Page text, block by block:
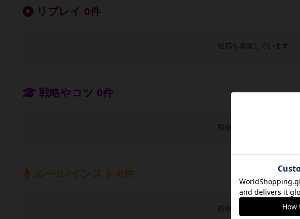
リプレイ 0件
投稿を募集しています
戦略やコツ 0件
投稿を募集しています
ルール/インスト 0件
投稿を募集しています